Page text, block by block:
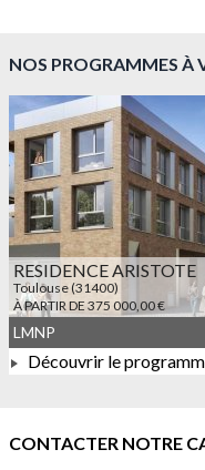
NOS PROGRAMMES À
RESIDENCE ARISTOTE
Toulouse (31400)
À PARTIR DE 375 000,00 €
À PARTIR DE 375
LMNP
Découvrir le
CONTACTER NOTRE